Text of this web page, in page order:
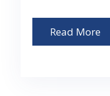
Read More